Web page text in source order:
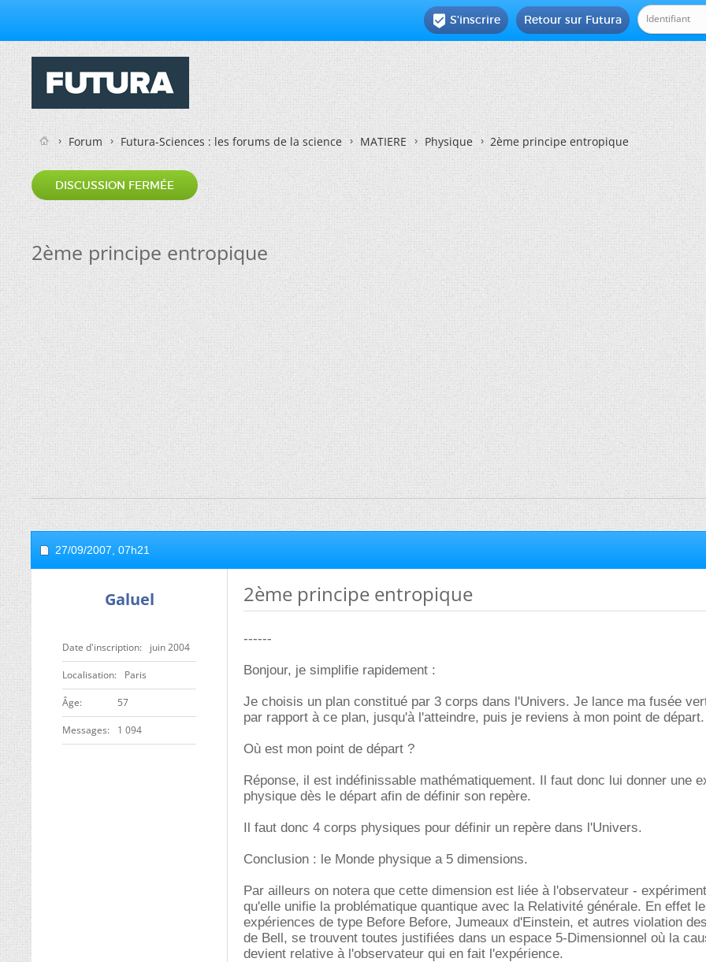
Retour sur Futura
 S'inscrire
Forum Futura-Sciences : les forums de la science MATIERE Physique 2ème principe entropique
DISCUSSION FERMÉE
2ème principe entropique
27/09/2007, 07h21
Galuel
Date d'inscription juin 2004
Localisation Paris
ge 57
Messages 1 094
2ème principe entropique
------
Bonjour, je simplifie rapidement :
Je choisis un plan constitué par 3 corps dans l'Univers. Je lance ma fusée
par rapport à ce plan, jusqu'à l'atteindre, puis je reviens à mon point de départ.
Où est mon point de départ ?
Réponse, il est indéfinissable mathématiquement. Il faut donc lui donner une
physique dès le départ afin de définir son repère.
Il faut donc 4 corps physiques pour définir un repère dans l'Univers.
Conclusion : le Monde physique a 5 dimensions.
Par ailleurs on notera que cette dimension est liée à l'observateur -
qu'elle unifie la problématique quantique avec la Relativité générale. En effet
expériences de type Before Before, Jumeaux d'Einstein, et autres violation
de Bell, se trouvent toutes justifiées dans un espace 5-Dimensionnel où la
devient relative à l'observateur qui en fait l'expérience.